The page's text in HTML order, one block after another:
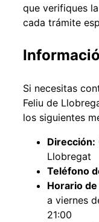
que verifiques
cada trámite
Si necesitas
Feliu de
los siguientes
Dirección:
Llobregat
Teléfono
Horario
a viernes
21:00